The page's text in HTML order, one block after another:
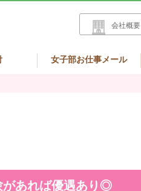
会社概要
女子部お仕事メール
があれば優遇あり◎